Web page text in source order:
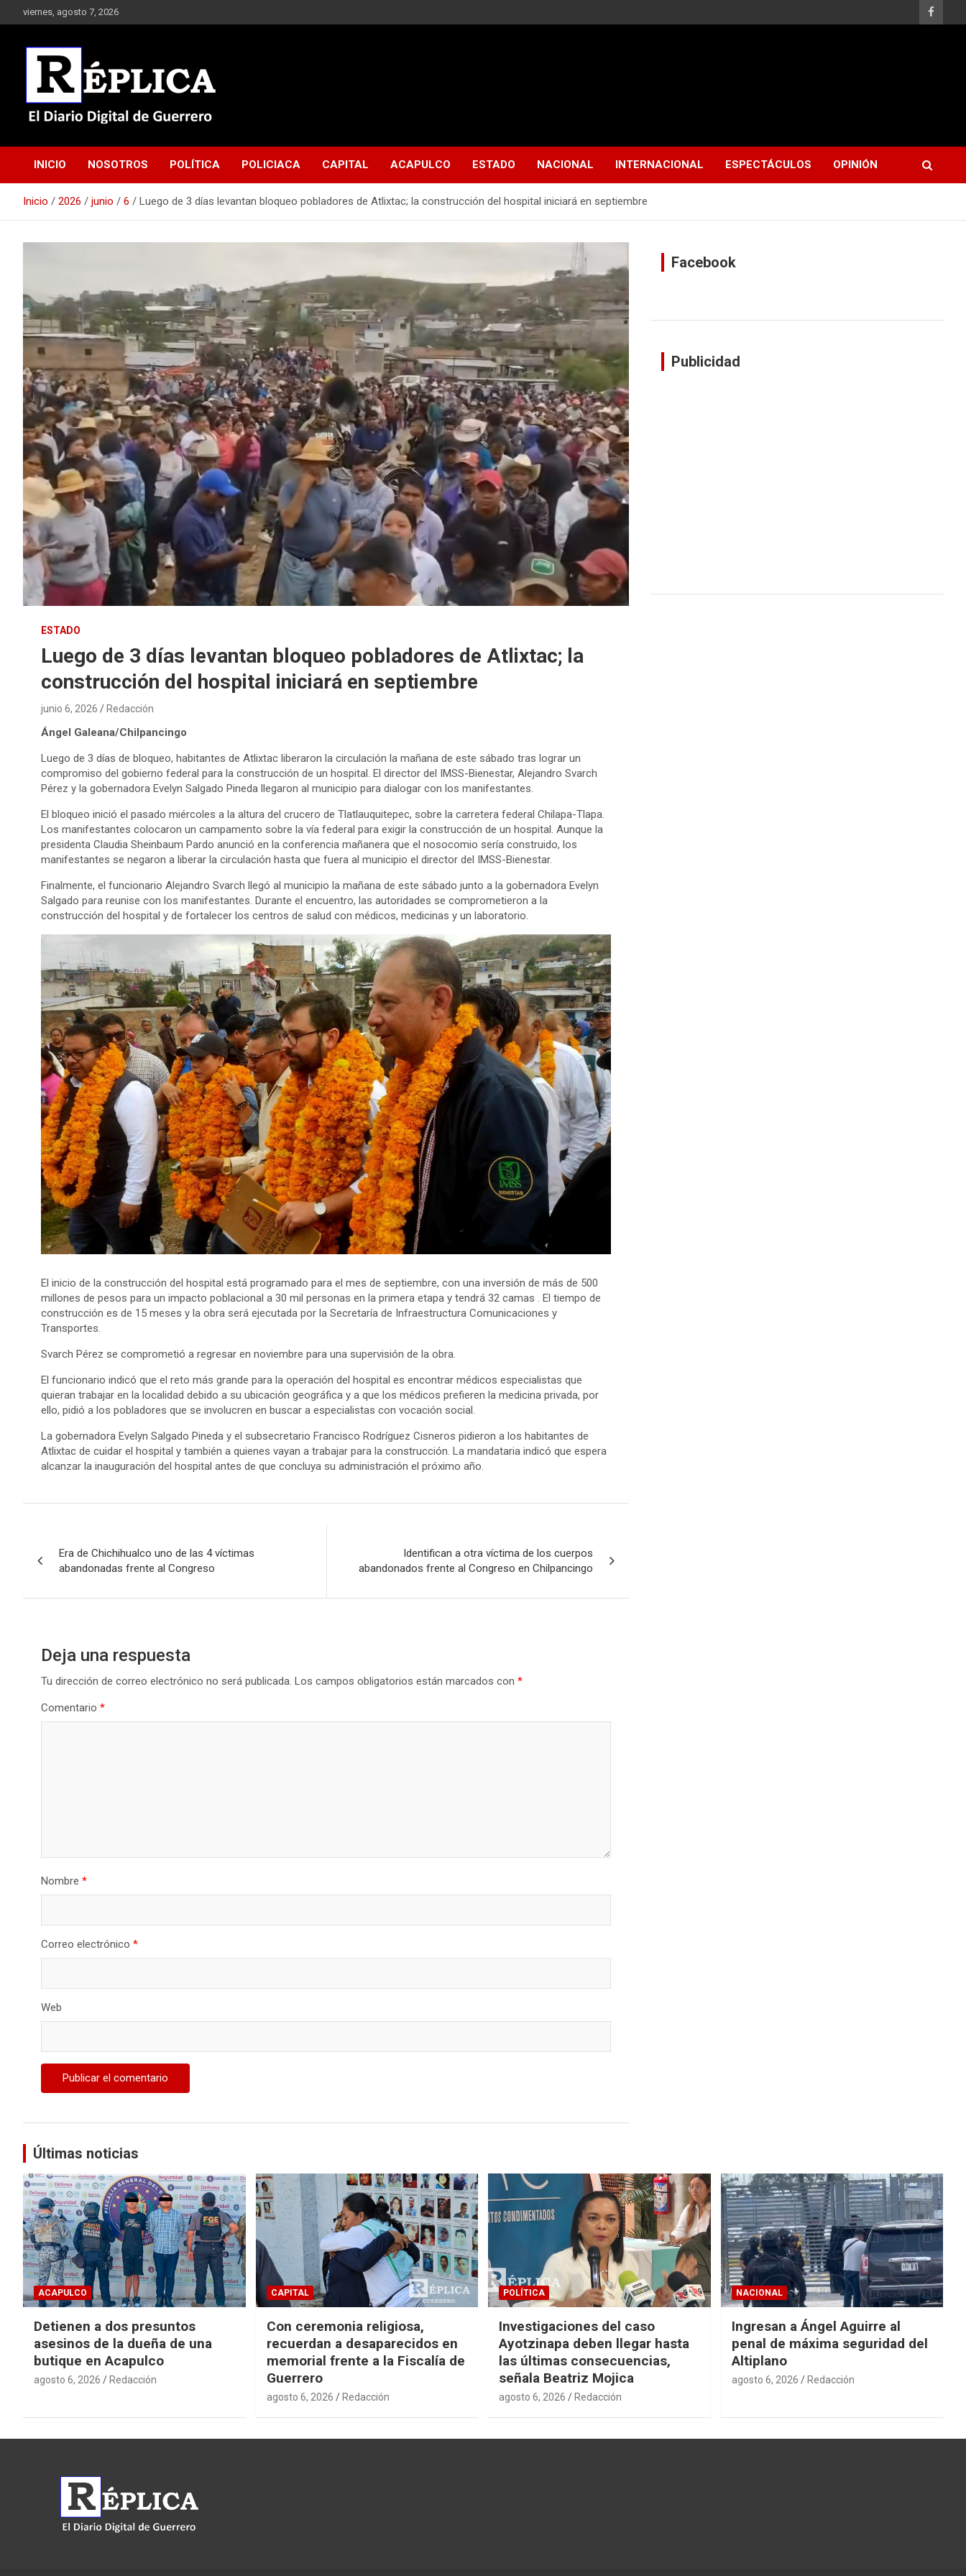
al
viernes, agosto 7, 2026
Réplica
INICIO NOSOTROS POLÍTICA POLICIACA CAPITAL ACAPULCO ESTADO NACIONAL INTERNACIONAL ESPECTÁCULOS OPINIÓN
Inicio 2026 junio 6 Luego de 3 días levantan bloqueo pobladores de Atlixtac; la construcción del hospital iniciará en septiembre
ESTADO
Luego de 3 días levantan bloqueo pobladores de Atlixtac; la
construcción del hospital iniciará en septiembre
junio 6, 2026 Redacción
Ángel Galeana/Chilpancingo
Luego de 3 días de bloqueo, habitantes de Atlixtac liberaron la circulación la mañana de este sábado tras lograr un
compromiso del gobierno federal para la construcción de un hospital. El director del IMSS-Bienestar, Alejandro Svarch
Pérez y la gobernadora Evelyn Salgado Pineda llegaron al municipio para dialogar con los manifestantes.
El bloqueo inició el pasado miércoles a la altura del crucero de Tlatlauquitepec, sobre la carretera federal Chilapa-Tlapa.
Los manifestantes colocaron un campamento sobre la vía federal para exigir la construcción de un hospital. Aunque la
presidenta Claudia Sheinbaum Pardo anunció en la conferencia mañanera que el nosocomio sería construido, los
manifestantes se negaron a liberar la circulación hasta que fuera al municipio el director del IMSS-Bienestar.
Finalmente, el funcionario Alejandro Svarch llegó al municipio la mañana de este sábado junto a la gobernadora Evelyn
Salgado para reunise con los manifestantes. Durante el encuentro, las autoridades se comprometieron a la
construcción del hospital y de fortalecer los centros de salud con médicos, medicinas y un laboratorio.
El inicio de la construcción del hospital está programado para el mes de septiembre, con una inversión de más de 500
millones de pesos para un impacto poblacional a 30 mil personas en la primera etapa y tendrá 32 camas . El tiempo de
construcción es de 15 meses y la obra será ejecutada por la Secretaría de Infraestructura Comunicaciones y
Transportes.
Svarch Pérez se comprometió a regresar en noviembre para una supervisión de la obra.
El funcionario indicó que el reto más grande para la operación del hospital es encontrar médicos especialistas que
quieran trabajar en la localidad debido a su ubicación geográfica y a que los médicos prefieren la medicina privada, por
ello, pidió a los pobladores que se involucren en buscar a especialistas con vocación social.
La gobernadora Evelyn Salgado Pineda y el subsecretario Francisco Rodríguez Cisneros pidieron a los habitantes de
Atlixtac de cuidar el hospital y también a quienes vayan a trabajar para la construcción. La mandataria indicó que espera
alcanzar la inauguración del hospital antes de que concluya su administración el próximo año.
de
entradas
Era de Chichihualco uno de las 4 víctimas
abandonadas frente al Congreso
Identifican a otra víctima de los cuerpos
abandonados frente al Congreso en Chilpancingo
Deja una respuesta
Tu dirección de correo electrónico no será publicada. Los campos obligatorios están marcados con *
Comentario *
Nombre *
Correo electrónico *
Web
Facebook
Publicidad
Últimas noticias
ACAPULCO
Detienen a dos presuntos
asesinos de la dueña de una
butique en Acapulco
agosto 6, 2026 Redacción
CAPITAL
Con ceremonia religiosa,
recuerdan a desaparecidos en
memorial frente a la Fiscalía de
Guerrero
agosto 6, 2026 Redacción
POLÍTICA
Investigaciones del caso
Ayotzinapa deben llegar hasta
las últimas consecuencias,
señala Beatriz Mojica
agosto 6, 2026 Redacción
NACIONAL
Ingresan a Ángel Aguirre al
penal de máxima seguridad del
Altiplano
agosto 6, 2026 Redacción